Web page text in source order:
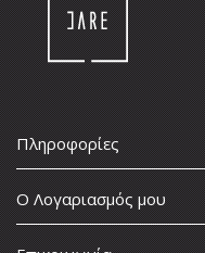
Πληροφορίες
Ο Λογαριασμός μου